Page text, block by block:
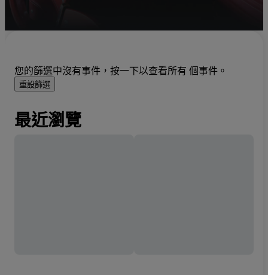
您的篩選中沒有事件，按一下以查看所有 個事件。
重設篩選
最近瀏覽